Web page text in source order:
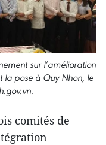
sur l’amélioration
la pose à Quy Nhon, le
comités de